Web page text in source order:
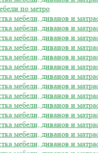
по метро
мебели, диванов и
мебели, диванов и
мебели, диванов и
мебели, диванов и
мебели, диванов и
мебели, диванов и
мебели, диванов и
мебели, диванов и
мебели, диванов и
мебели, диванов и
мебели, диванов и
мебели, диванов и
мебели, диванов и
мебели, диванов и